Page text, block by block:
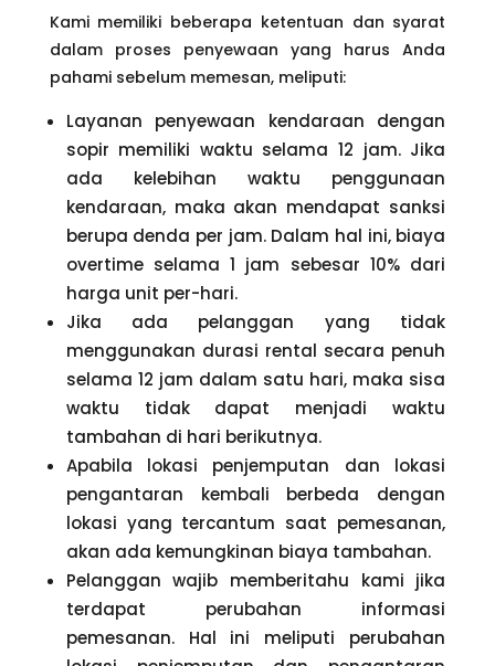
Kami memiliki beberapa ketentuan dan syarat
dalam proses penyewaan yang harus Anda
pahami sebelum memesan, meliputi:
Layanan penyewaan kendaraan dengan
sopir memiliki waktu selama 12 jam. Jika
ada kelebihan waktu penggunaan
kendaraan, maka akan mendapat sanksi
berupa denda per jam. Dalam hal ini, biaya
overtime selama 1 jam sebesar 10% dari
harga unit per-hari.
Jika ada pelanggan yang tidak
menggunakan durasi rental secara penuh
selama 12 jam dalam satu hari, maka sisa
waktu tidak dapat menjadi waktu
tambahan di hari berikutnya.
Apabila lokasi penjemputan dan lokasi
pengantaran kembali berbeda dengan
lokasi yang tercantum saat pemesanan,
akan ada kemungkinan biaya tambahan.
Pelanggan wajib memberitahu kami jika
terdapat perubahan informasi
pemesanan. Hal ini meliputi perubahan